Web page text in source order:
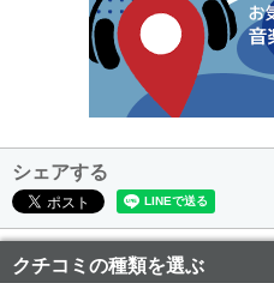
シェアする
クチコミの種類を選ぶ